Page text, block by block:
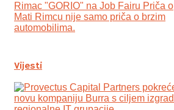
Rimac "GORIO" na Job Fairu Priča o
Mati Rimcu nije samo priča o brzim
automobilima.
Vijesti